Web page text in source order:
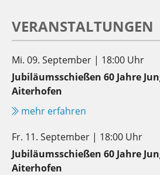
VERANSTALTUNGEN
Mi. 09. September | 18:00 Uhr
Jubiläumsschießen 60 Jahre
Aiterhofen
mehr erfahren
Fr. 11. September | 18:00 Uhr
Jubiläumsschießen 60 Jahre
Aiterhofen